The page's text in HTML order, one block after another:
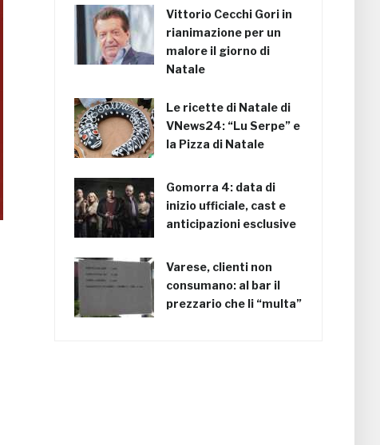
Vittorio Cecchi Gori in
rianimazione per un
malore il giorno di
Natale
Le ricette di Natale di
VNews24: “Lu Serpe” e
la Pizza di Natale
Gomorra 4: data di
inizio ufficiale, cast e
anticipazioni esclusive
Varese, clienti non
consumano: al bar il
prezzario che li “multa”